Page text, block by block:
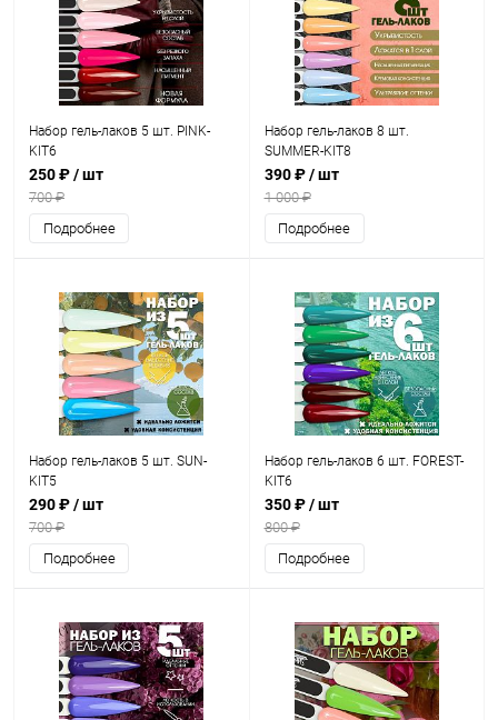
Набор гель-лаков 5 шт. PINK-
KIT6
250 ₽/ шт
700 ₽
Подробнее
Набор гель-лаков 8 шт.
SUMMER-KIT8
390 ₽/ шт
1 000 ₽
Подробнее
Набор гель-лаков 5 шт. SUN-
KIT5
290 ₽/ шт
700 ₽
Подробнее
Набор гель-лаков 6 шт. FOREST-
KIT6
350 ₽/ шт
800 ₽
Подробнее